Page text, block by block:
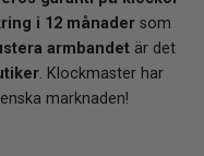
i 12 månader som
armbandet är det
. Klockmaster har
marknaden!